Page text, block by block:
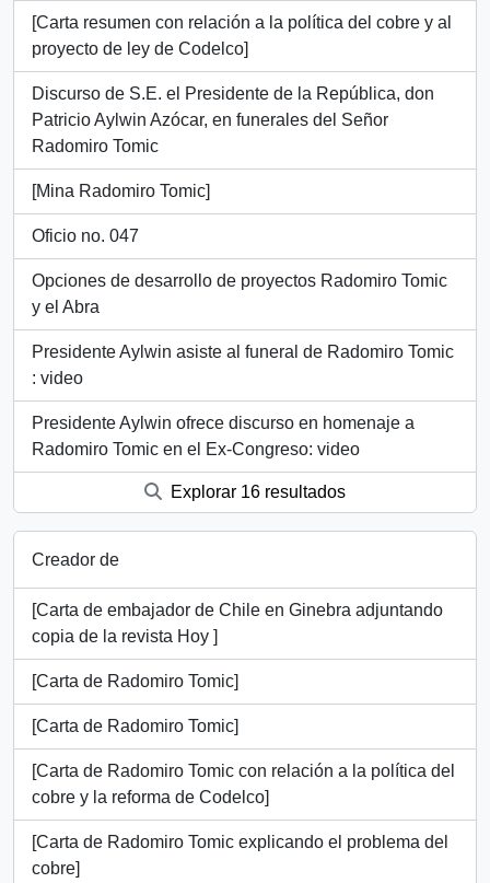
[Carta resumen con relación a la política del cobre y al
proyecto de ley de Codelco]
Discurso de S.E. el Presidente de la República, don
Patricio Aylwin Azócar, en funerales del Señor
Radomiro Tomic
[Mina Radomiro Tomic]
Oficio no. 047
Opciones de desarrollo de proyectos Radomiro Tomic
y el Abra
Presidente Aylwin asiste al funeral de Radomiro Tomic
: video
Presidente Aylwin ofrece discurso en homenaje a
Radomiro Tomic en el Ex-Congreso: video
Explorar 16 resultados
Creador de
[Carta de embajador de Chile en Ginebra adjuntando
copia de la revista Hoy ]
[Carta de Radomiro Tomic]
[Carta de Radomiro Tomic]
[Carta de Radomiro Tomic con relación a la política del
cobre y la reforma de Codelco]
[Carta de Radomiro Tomic explicando el problema del
cobre]